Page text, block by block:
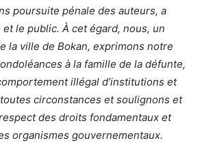
poursuite pénale des auteurs, a
le public. À cet égard, nous, un
la ville de Bokan, exprimons notre
à la famille de la défunte,
illégal d’institutions et
circonstances et soulignons et
des droits fondamentaux et
organismes gouvernementaux.